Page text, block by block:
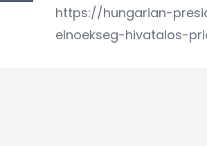
https://hungarian-
elnoekseg-hivatalos-